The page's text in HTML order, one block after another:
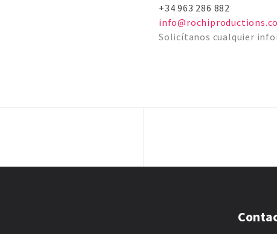
+34 ‭963 286 882‬
Solicítanos cualquier